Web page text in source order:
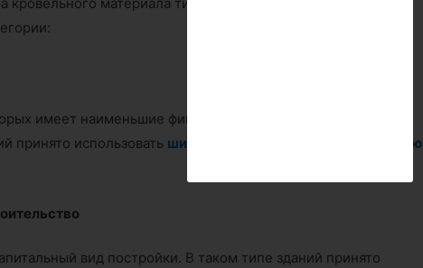
имеет наименьшие финансовые затраты. При постройке
принято использовать шифер
мягкую
вид постройки. В таком типе зданий принято